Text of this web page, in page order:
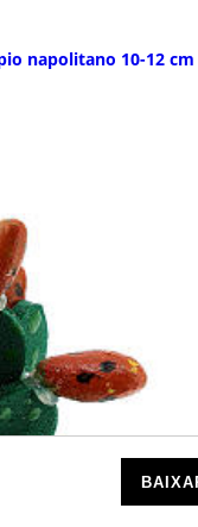
napolitano 10-12 cm